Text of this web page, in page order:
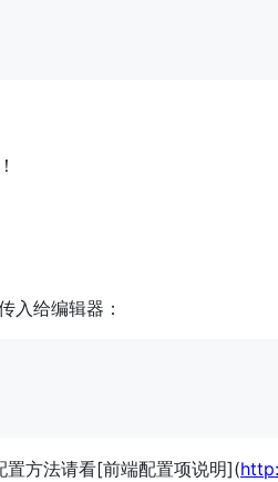
入给编辑器：
方法请看[前端配置项说明](